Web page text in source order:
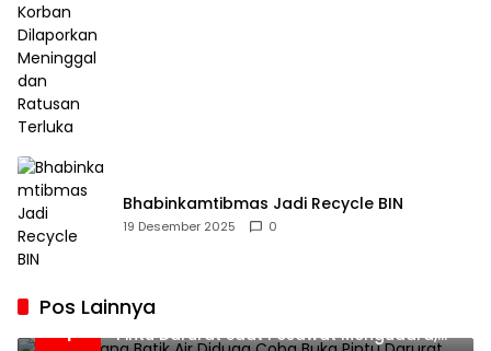
Bhabinkamtibmas Jadi Recycle BIN
19 Desember 2025 0
Pos Lainnya
1
Penumpang Batik Air Diduga Coba Buka
Pintu Darurat Saat Pesawat Mengudara,